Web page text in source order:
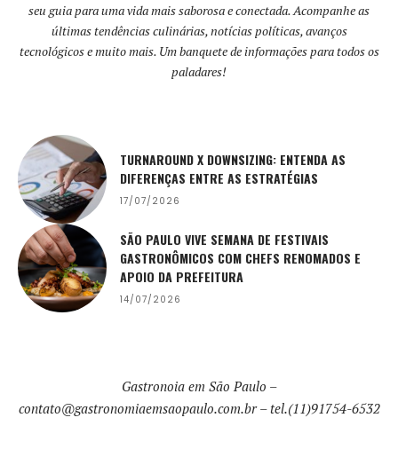
seu guia para uma vida mais saborosa e conectada. Acompanhe as
últimas tendências culinárias, notícias políticas, avanços
tecnológicos e muito mais. Um banquete de informações para todos os
paladares!
TURNAROUND X DOWNSIZING: ENTENDA AS
DIFERENÇAS ENTRE AS ESTRATÉGIAS
17/07/2026
SÃO PAULO VIVE SEMANA DE FESTIVAIS
GASTRONÔMICOS COM CHEFS RENOMADOS E
APOIO DA PREFEITURA
14/07/2026
Gastronoia em São Paulo –
contato@gastronomiaemsaopaulo.com.br– tel.(11)91754-6532